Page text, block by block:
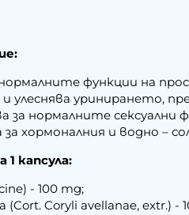
функции на
и улеснява уринирането,
за нормалните сексуални
хормоналния и водно –
капсула:
- 100 mg;
(Cort. Coryli avellanae, extr.) -